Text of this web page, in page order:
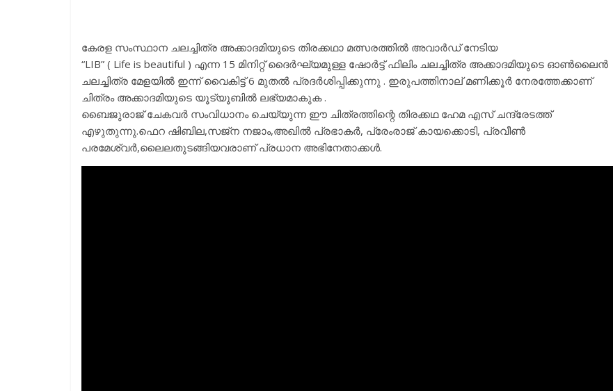
കേരള സംസ്ഥാന ചലച്ചിത്ര അക്കാദമിയുടെ തിരക്കഥാ മത്സരത്തിൽ അവാർഡ് നേടിയ
“LIB” ( Life is beautiful ) എന്ന 15 മിനിറ്റ് ദൈർഘ്യമുള്ള ഷോർട്ട് ഫിലിം ചലച്ചിത്ര അക്കാദമിയുടെ ഓൺലൈൻ
ചലച്ചിത്ര മേളയിൽ ഇന്ന് വൈകിട്ട് 6 മുതൽ പ്രദർശിപ്പിക്കുന്നു . ഇരുപത്തിനാല് മണിക്കൂർ നേരത്തേക്കാണ്
ചിത്രം അക്കാദമിയുടെ യൂട്യൂബിൽ ലഭ്യമാകുക .
ബൈജുരാജ് ചേകവർ സംവിധാനം ചെയ്യുന്ന ഈ ചിത്രത്തിന്റെ തിരക്കഥ ഹേമ എസ്‌ ചന്ദ്രേടത്ത്
എഴുതുന്നു.ഫെറ ഷിബില,സജ്ന നജാം,അഖിൽ പ്രഭാകർ, പ്രേംരാജ് കായക്കൊടി, പ്രവീൺ
പരമേശ്വർ,ലൈലതുടങ്ങിയവരാണ് പ്രധാന അഭിനേതാക്കൾ.